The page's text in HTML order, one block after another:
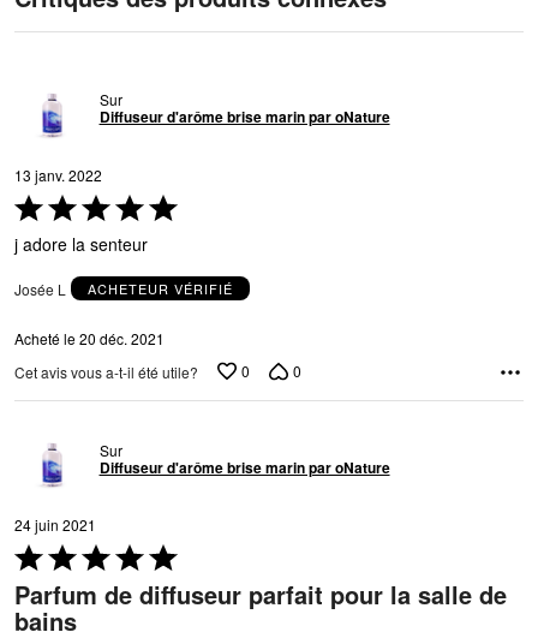
Sur
Diffuseur d'arôme brise marin par oNature
13 janv. 2022
Coté
5 sur
5
j adore la senteur
Josée L ACHETEUR VÉRIFIÉ
Acheté le 20 déc. 2021
Cet avis vous a-t-il été utile?
0 0
Sur
Diffuseur d'arôme brise marin par oNature
24 juin 2021
Coté
5 sur
5
Parfum de diffuseur parfait pour la salle de
bains